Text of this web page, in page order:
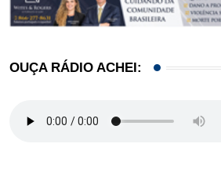
OUÇA RÁDIO ACHEI: